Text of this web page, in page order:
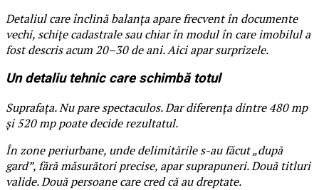
Detaliul care înclină balanța apare frecvent în documente
vechi, schițe cadastrale sau chiar în modul în care imobilul a
fost descris acum 20–30 de ani. Aici apar surprizele.
Un detaliu tehnic care schimbă totul
Suprafața. Nu pare spectaculos. Dar diferența dintre 480 mp
și 520 mp poate decide rezultatul.
În zone periurbane, unde delimitările s-au făcut „după
gard”, fără măsurători precise, apar suprapuneri. Două titluri
valide. Două persoane care cred că au dreptate.